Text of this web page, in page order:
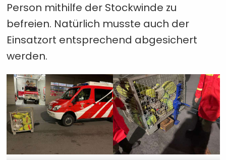
Person mithilfe der Stockwinde zu
befreien. Natürlich musste auch der
Einsatzort entsprechend abgesichert
werden.